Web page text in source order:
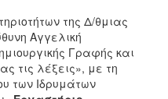
της Δ/θμιας
Αγγελική
Γραφής και
τις λέξεις», με τη
των Ιδρυμάτων